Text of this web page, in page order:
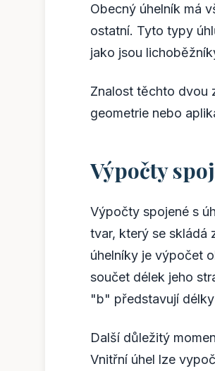
Obecný úhelník má
ostatní. Tyto typy
jako jsou
Znalost těchto dvou
geometrie nebo
Výpočty
Výpočty spojené s
tvar, který se skládá
úhelníky je výpočet
součet délek jeho
"b" představují
Další důležitý
Vnitřní úhel lze